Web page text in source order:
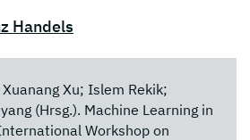
Handels
Xu; Islem Rekik;
(Hrsg.). Machine Learning in
Workshop on